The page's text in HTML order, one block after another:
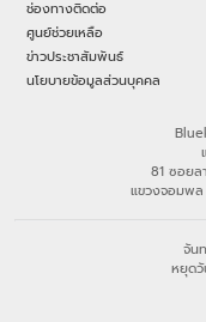
ช่องทางติดต่อ
ศูนย์ช่วยเหลือ
ข่าวประชาสัมพันธ์
นโยบายข้อมูลส่วนบุคคล
81 ซอยล
แขวงจอมพล
จัน
หยุด